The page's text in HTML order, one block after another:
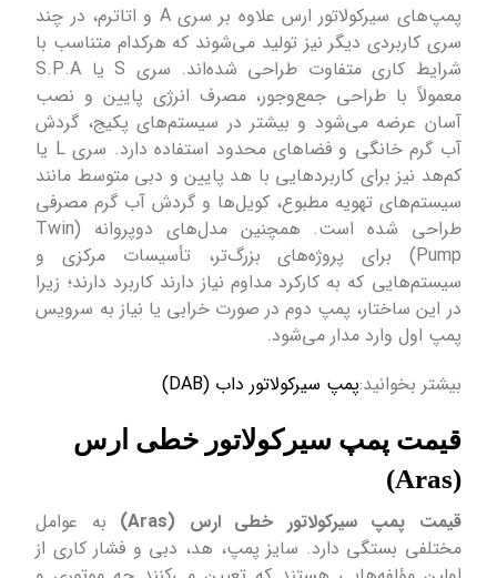
پمپ‌های سیرکولاتور ارس علاوه بر سری A و اتاترم، در چند
سری کاربردی دیگر نیز تولید می‌شوند که هرکدام متناسب با
شرایط کاری متفاوت طراحی شده‌اند. سری S یا S.P.A
معمولاً با طراحی جمع‌وجور، مصرف انرژی پایین و نصب
آسان عرضه می‌شود و بیشتر در سیستم‌های پکیج، گردش
آب گرم خانگی و فضاهای محدود استفاده دارد. سری L یا
کم‌هد نیز برای کاربردهایی با هد پایین و دبی متوسط مانند
سیستم‌های تهویه مطبوع، کویل‌ها و گردش آب گرم مصرفی
طراحی شده است. همچنین مدل‌های دو‌پروانه (Twin
Pump) برای پروژه‌های بزرگ‌تر، تأسیسات مرکزی و
سیستم‌هایی که به کارکرد مداوم نیاز دارند کاربرد دارند؛ زیرا
در این ساختار، پمپ دوم در صورت خرابی یا نیاز به سرویس
پمپ اول وارد مدار می‌شود.
بیشتر بخوانید:پمپ سیرکولاتور داب (DAB)
قیمت پمپ سیرکولاتور خطی ارس
(Aras)
قیمت پمپ سیرکولاتور خطی ارس (Aras)
به عوامل
مختلفی بستگی دارد. سایز پمپ، هد، دبی و فشار کاری از